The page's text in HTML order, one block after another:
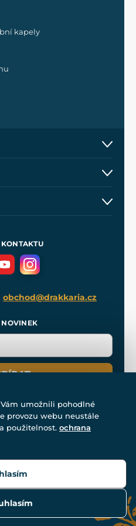
kapely
obchod@drakkaria.cz
NOVINEK
2007-2026.
umožnili pohodlné
provozu webu neustále
použitelnost. ochrana